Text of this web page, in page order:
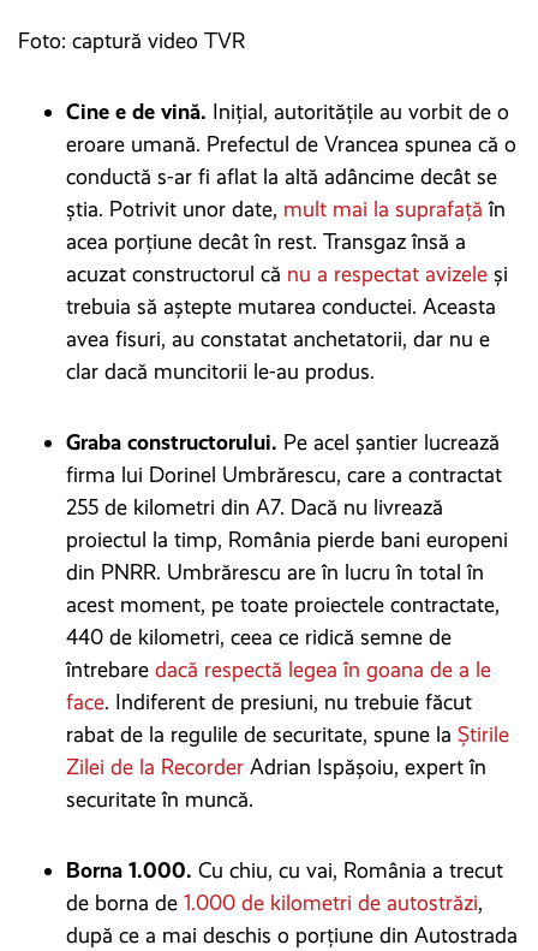
Foto: captură video TVR
Cine e de vină. Inițial, autoritățile au vorbit de o
eroare umană. Prefectul de Vrancea spunea că o
conductă s-ar fi aflat la altă adâncime decât se
știa. Potrivit unor date, mult mai la suprafață în
acea porțiune decât în rest. Transgaz însă a
acuzat constructorul că nu a respectat avizele și
trebuia să aștepte mutarea conductei. Aceasta
avea fisuri, au constatat anchetatorii, dar nu e
clar dacă muncitorii le-au produs.
Graba constructorului. Pe acel șantier lucrează
firma lui Dorinel Umbrărescu, care a contractat
255 de kilometri din A7. Dacă nu livrează
proiectul la timp, România pierde bani europeni
din PNRR. Umbrărescu are în lucru în total în
acest moment, pe toate proiectele contractate,
440 de kilometri, ceea ce ridică semne de
întrebare dacă respectă legea în goana de a le
face. Indiferent de presiuni, nu trebuie făcut
rabat de la regulile de securitate, spune la Știrile
Zilei de la Recorder Adrian Ispășoiu, expert în
securitate în muncă.
Borna 1.000. Cu chiu, cu vai, România a trecut
de borna de 1.000 de kilometri de autostrăzi,
după ce a mai deschis o porțiune din Autostrada